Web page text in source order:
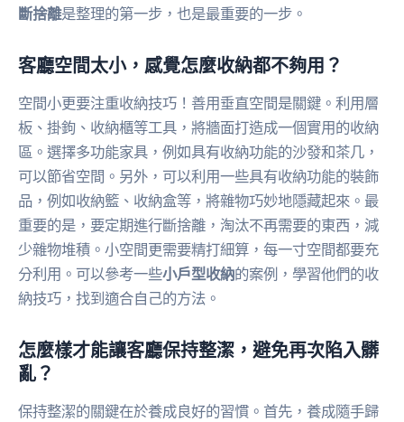
斷捨離是整理的第一步，也是最重要的一步。
客廳空間太小，感覺怎麼收納都不夠用？
空間小更要注重收納技巧！善用垂直空間是關鍵。利用層
板、掛鉤、收納櫃等工具，將牆面打造成一個實用的收納
區。選擇多功能家具，例如具有收納功能的沙發和茶几，
可以節省空間。另外，可以利用一些具有收納功能的裝飾
品，例如收納籃、收納盒等，將雜物巧妙地隱藏起來。最
重要的是，要定期進行斷捨離，淘汰不再需要的東西，減
少雜物堆積。小空間更需要精打細算，每一寸空間都要充
分利用。可以參考一些小戶型收納的案例，學習他們的收
納技巧，找到適合自己的方法。
怎麼樣才能讓客廳保持整潔，避免再次陷入髒
亂？
保持整潔的關鍵在於養成良好的習慣。首先，養成隨手歸